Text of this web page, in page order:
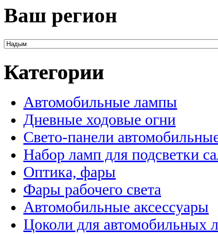
Ваш регион
Категории
Автомобильные лампы
Дневные ходовые огни
Свето-панели
Набор ламп для подсветки
Оптика, фары
Фары рабочего света
Автомобильные аксессуары
Цоколи для автомобильных